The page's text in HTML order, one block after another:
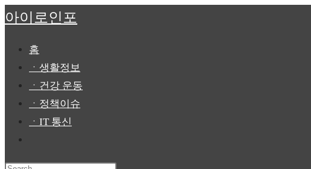
Skip
content
아이로인포
홈
ㆍ생활정보
ㆍ건강 운동
ㆍ정책이슈
ㆍIT 통신